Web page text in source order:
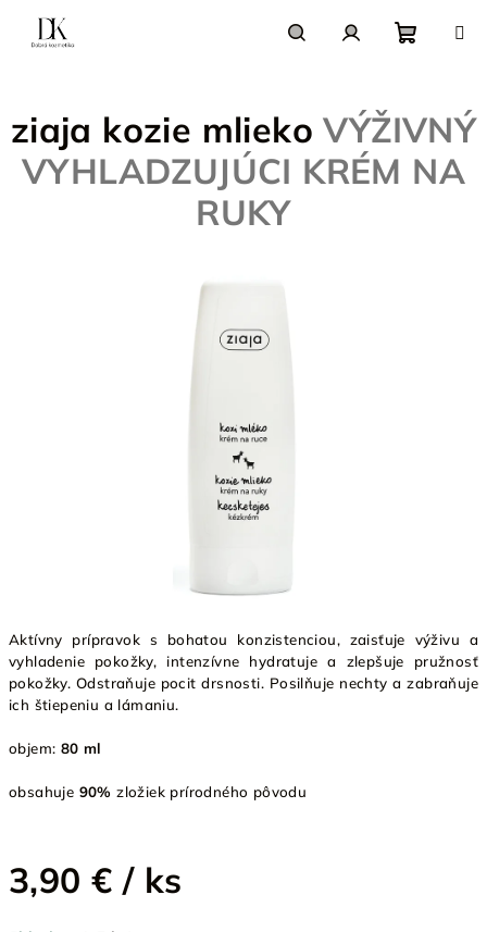
obsah
košík
Aktívny prípravok s bohatou konzistenciou, zaisťuje výživu a
vyhladenie pokožky, intenzívne hydratuje a zlepšuje pružnosť
pokožky. Odstraňuje pocit drsnosti. Posilňuje nechty a zabraňuje
ich štiepeniu a lámaniu.
objem: 80 ml
obsahuje 90% zložiek prírodného pôvodu
3,90 € / ks
ziaja kozie mliekoVÝŽIVNÝ
VYHLADZUJÚCI KRÉM NA
RUKY